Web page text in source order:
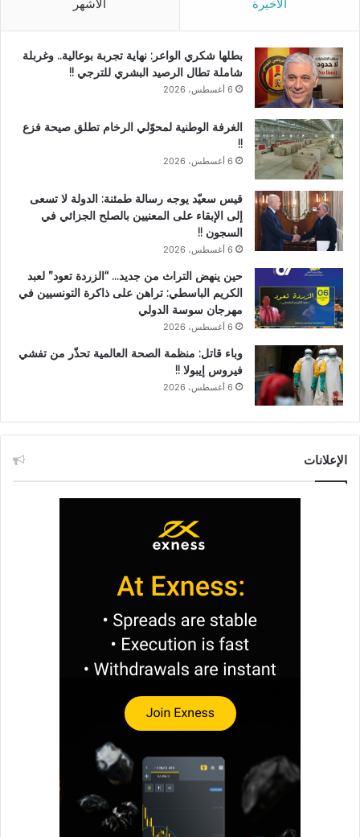
الأخيرة الأشهر
بطلها شكري الواعر: نهاية تجربة بوعالية.. وغربلة
شاملة تطال الرصيد البشري للترجي !!
6 أغسطس، 2026
الغرفة الوطنية لمحوّلي الرخام تطلق صيحة فزع
!!
6 أغسطس، 2026
قيس سعيّد يوجه رسالة طمئنة: الدولة لا تسعى
إلى الإبقاء على المعنيين بالصلح الجزائي في
السجون !!
6 أغسطس، 2026
حين ينهض التراث من جديد… “الزردة تعود” لعبد
الكريم الباسطي: تراهن على ذاكرة التونسيين في
مهرجان سوسة الدولي
6 أغسطس، 2026
وباء قاتل: منظمة الصحة العالمية تحذّر من تفشي
فيروس إيبولا !!
6 أغسطس، 2026
الإعلانات